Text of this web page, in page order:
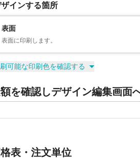
インする箇所
表面
表面に印刷します。
可能な印刷色を確認する
を確認しデザイン編集画面
表・注文単位